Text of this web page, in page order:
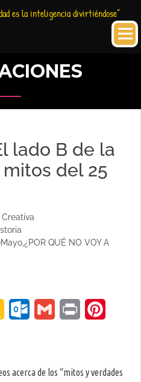
es la inteligencia divirtiéndose”
lado B de la
del 25
Creativa
¿POR QUÉ NO VOY A
Google Outlook.com
Gmail Print
acerca de los “mitos y verdades